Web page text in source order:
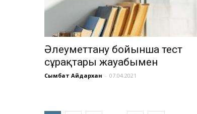
Әлеуметтану бойынша тест
сұрақтары жауабымен
Сымбат Айдархан - 07.04.2021